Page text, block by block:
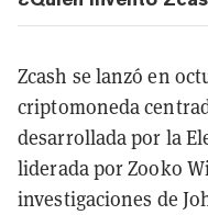
Zcash se lanzó en
criptomoneda
desarrollada por la
liderada por Zooko
investigaciones de